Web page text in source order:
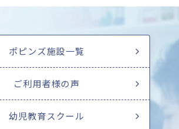
ポピンズ施設一覧
ご利用者様の声
幼児教育スクール